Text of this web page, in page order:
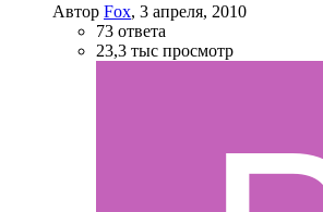
Автор Fox, 3 апреля, 2010
73 ответа
23,3 тыс просмотр